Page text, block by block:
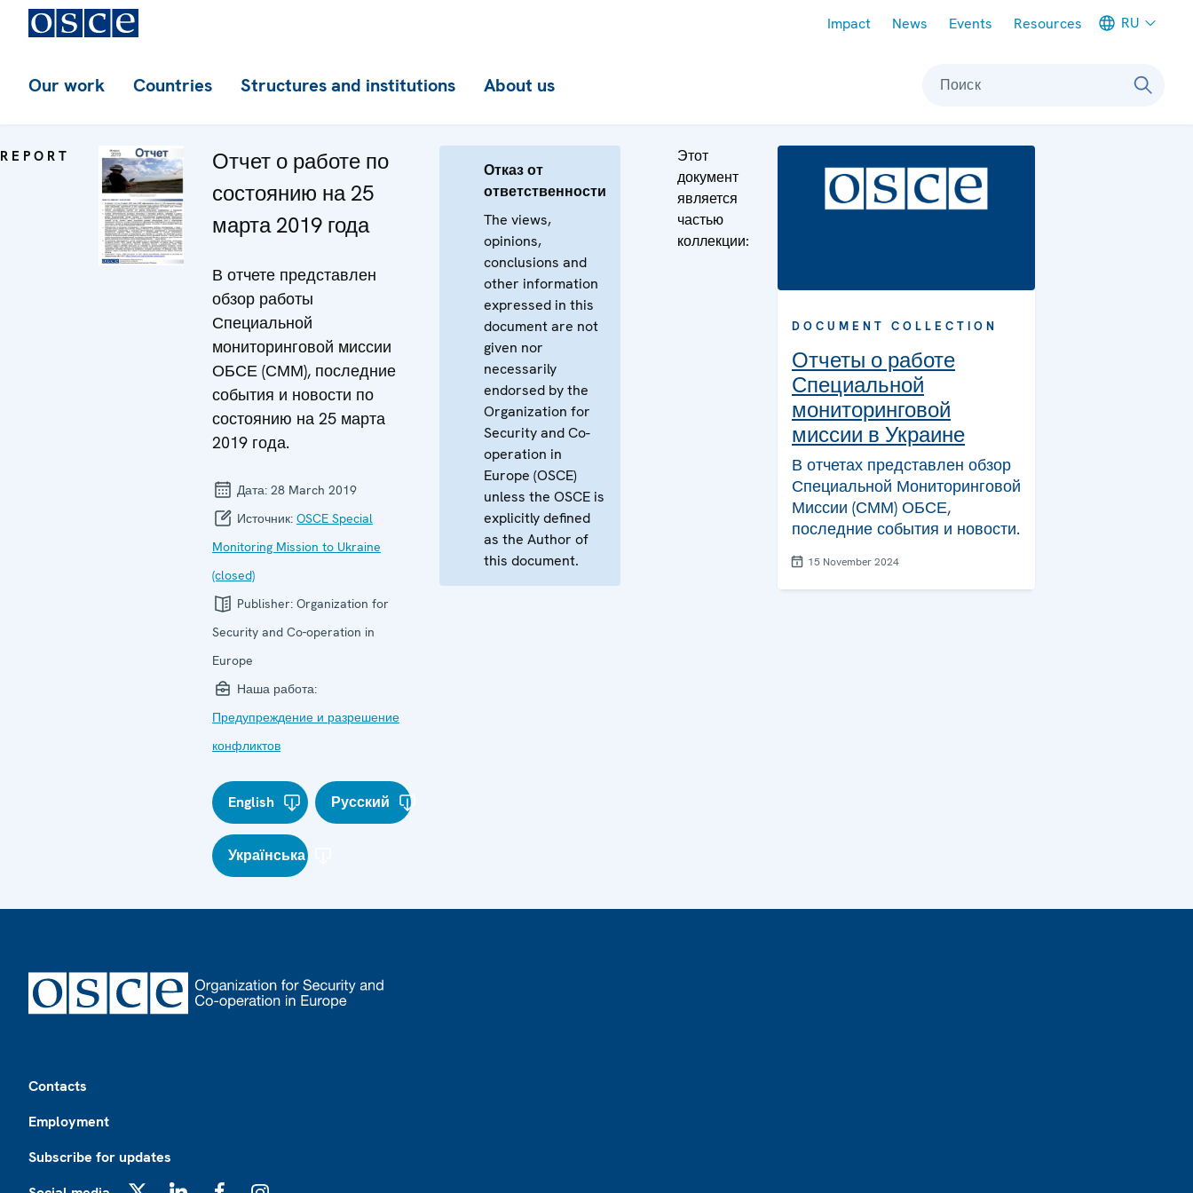
Impact News Events Resources RU
Our work Countries Structures and institutions About us Поиск
REPORT
Отчет о работе по
состоянию на 25
марта 2019 года
В отчете представлен
обзор работы
Специальной
мониторинговой миссии
ОБСЕ (СММ), последние
события и новости по
состоянию на 25 марта
2019 года.
Дата: 28 March 2019
Источник: OSCE Special
Monitoring Mission to Ukraine
(closed)
Publisher: Organization for
Security and Co-operation in
Europe
Наша работа:
Предупреждение и разрешение
конфликтов
English Русский
Українська
Отказ от
ответственности
The views,
opinions,
conclusions and
other information
expressed in this
document are not
given nor
necessarily
endorsed by the
Organization for
Security and Co-
operation in
Europe (OSCE)
unless the OSCE is
explicitly defined
as the Author of
this document.
Этот
документ
является
частью
коллекции:
DOCUMENT COLLECTION
Отчеты о работе
Специальной
мониторинговой
миссии в Украине
В отчетах представлен обзор
Специальной Мониторинговой
Миссии (СММ) ОБСЕ,
последние события и новости.
15 November 2024
Contacts
Employment
Subscribe for updates